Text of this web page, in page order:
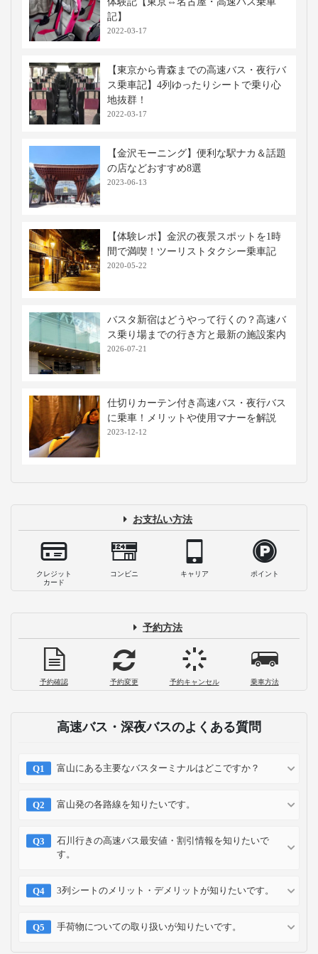
記】
2022-03-17
【東京から青森までの高速バス・夜行バ
ス乗車記】4列ゆったりシートで乗り心
地抜群！
2022-03-17
【金沢モーニング】便利な駅ナカ＆話題
の店などおすすめ8選
2023-06-13
【体験レポ】金沢の夜景スポットを1時
間で満喫！ツーリストタクシー乗車記
2020-05-22
バスタ新宿はどうやって行くの？高速バ
ス乗り場までの行き方と最新の施設案内
2026-07-21
仕切りカーテン付き高速バス・夜行バス
に乗車！メリットや使用マナーを解説
2023-12-12
お支払い方法
クレジット
カード
コンビニ キャリア ポイント
予約方法
予約確認 予約変更 予約キャンセル 乗車方法
高速バス・深夜バスのよくある質問
富山にある主要なバスターミナルはどこですか？
富山発の各路線を知りたいです。
石川行きの高速バス最安値・割引情報を知りたいで
す。
3列シートのメリット・デメリットが知りたいです。
手荷物についての取り扱いが知りたいです。